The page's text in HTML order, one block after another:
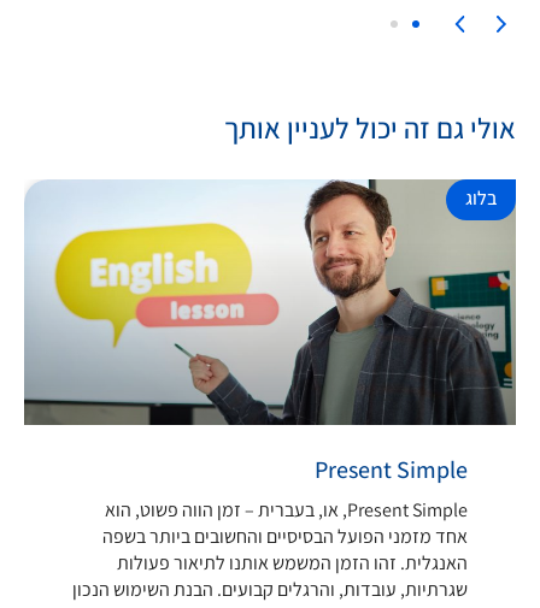
אולי גם זה יכול לעניין אותך
בלוג
Present Simple
Present Simple, או, בעברית – זמן הווה פשוט, הוא
אחד מזמני הפועל הבסיסיים והחשובים ביותר בשפה
האנגלית. זהו הזמן המשמש אותנו לתיאור פעולות
שגרתיות, עובדות, והרגלים קבועים. הבנת השימוש הנכון